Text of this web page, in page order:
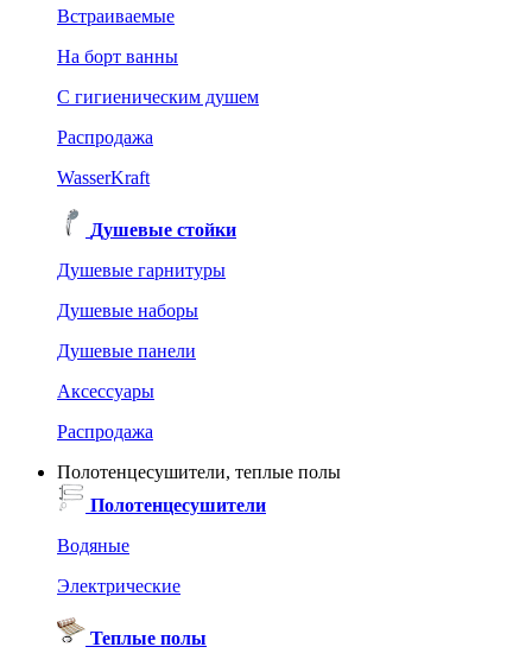
Встраиваемые
На борт ванны
C гигиеническим душем
Распродажа
WasserKraft
Душевые стойки
Душевые гарнитуры
Душевые наборы
Душевые панели
Аксессуары
Распродажа
Полотенцесушители, теплые полы
Полотенцесушители
Водяные
Электрические
Теплые полы